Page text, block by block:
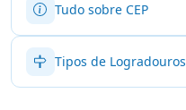
Tudo sobre CEP
Tipos de Logradouros